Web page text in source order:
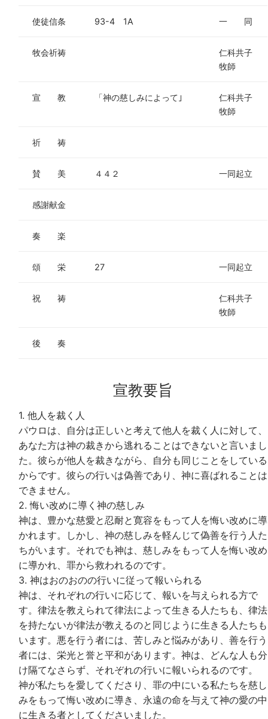
使徒信条 93-4 1A 一 同
牧会祈祷
仁科共子
牧師
宣 教 「神の慈しみによって｣
仁科共子
牧師
祈 祷
賛 美 ４４２ 一同起立
感謝献金
奏 楽
頌 栄 27 一同起立
祝 祷
仁科共子
牧師
後 奏
宣教要旨
1. 他人を裁く人
パウロは、自分は正しいと考えて他人を裁く人に対して、
あなた方は神の裁きから逃れることはできないと言いまし
た。彼らが他人を裁きながら、自分も同じことをしている
からです。彼らの行いは偽善であり、神に喜ばれることは
できません。
2. 悔い改めに導く神の慈しみ
神は、豊かな慈愛と忍耐と寛容をもって人を悔い改めに導
かれます。しかし、神の慈しみを軽んじて偽善を行う人た
ちがいます。それでも神は、慈しみをもって人を悔い改め
に導かれ、罪から救われるのです。
3. 神はおのおのの行いに従って報いられる
神は、それぞれの行いに応じて、報いを与えられる方で
す。律法を教えられて律法によって生きる人たちも、律法
を持たないが律法が教えるのと同じように生きる人たちも
います。悪を行う者には、苦しみと悩みがあり、善を行う
者には、栄光と誉と平和があります。神は、どんな人も分
け隔てなさらず、それぞれの行いに報いられるのです。
神が私たちを愛してくださり、罪の中にいる私たちを慈し
みをもって悔い改めに導き、永遠の命を与えて神の愛の中
に生きる者としてくださいました。